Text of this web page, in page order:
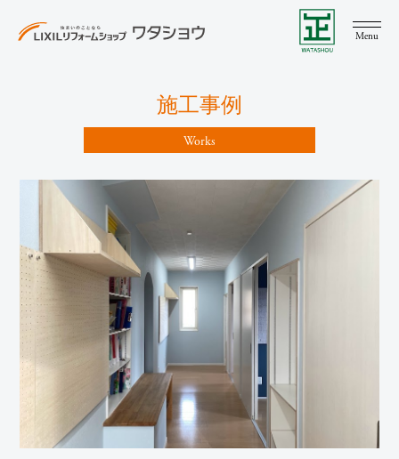
Menu
LIXIL リフォームショップ ワタショウについて
リフォーム&リノベーション
ここちリノベーション
水まわりリフォーム
増改築
リクシルPATTOリフォーム
新築
注文住宅 規格住宅 建て替え
土地情報 施工事例
アフターサービス ニュースレター
施工事例
Works